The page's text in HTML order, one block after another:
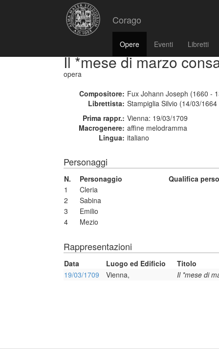
Corago
Opere Eventi Libretti
Il *mese di marzo
opera
Compositore: Fux Johann Joseph (1660 -
Librettista: Stampiglia Silvio (14/03/
Prima rappr.: Vienna: 19/03/1709
Macrogenere: affine melodramma
Lingua: italiano
Personaggi
N. Personaggio
Qualifica
1
Cleria
2
Sabina
3
Emilio
4
Mezio
Rappresentazioni
Data Luogo ed Edificio
Titolo
19/03/1709
Vienna, Il *mese di